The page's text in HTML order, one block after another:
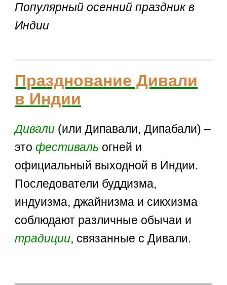
Популярный осенний праздник в
Индии
Празднование Дивали
в Индии
Дивали (или Дипавали, Дипабали) –
этофестиваль огней и
официальный выходной в Индии.
Последователи буддизма,
индуизма, джайнизма и сикхизма
соблюдают различные обычаи и
традиции, связанные с Дивали.